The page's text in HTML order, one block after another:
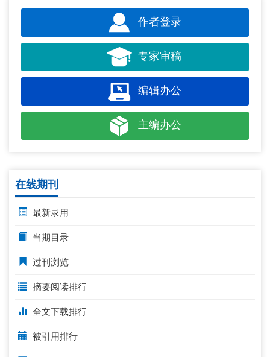
作者登录
专家审稿
编辑办公
主编办公
在线期刊
最新录用
当期目录
过刊浏览
摘要阅读排行
全文下载排行
被引用排行